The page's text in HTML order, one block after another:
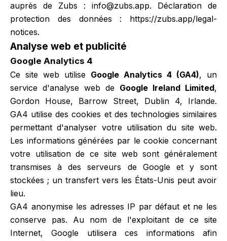
auprès de Zubs : info@zubs.app. Déclaration de
protection des données : https://zubs.app/legal-
notices.
Analyse web et publicité
Google Analytics 4
Ce site web utilise Google Analytics 4 (GA4), un
service d'analyse web de Google Ireland Limited,
Gordon House, Barrow Street, Dublin 4, Irlande.
GA4 utilise des cookies et des technologies similaires
permettant d'analyser votre utilisation du site web.
Les informations générées par le cookie concernant
votre utilisation de ce site web sont généralement
transmises à des serveurs de Google et y sont
stockées ; un transfert vers les États-Unis peut avoir
lieu.
GA4 anonymise les adresses IP par défaut et ne les
conserve pas. Au nom de l'exploitant de ce site
Internet, Google utilisera ces informations afin